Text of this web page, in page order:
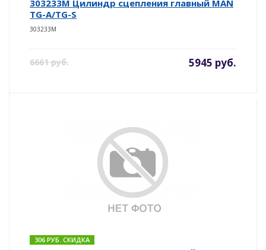
303233M Цилиндр сцепления главный MAN
TG-A/TG-S
303233M
6661 руб. 5945 руб.
306 РУБ. СКИДКА